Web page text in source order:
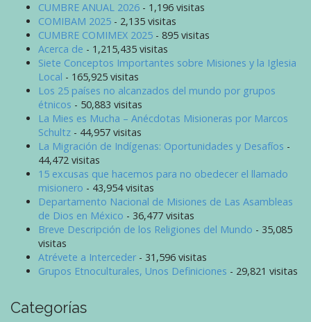
CUMBRE ANUAL 2026 - 1,196 visitas
COMIBAM 2025 - 2,135 visitas
CUMBRE COMIMEX 2025 - 895 visitas
Acerca de - 1,215,435 visitas
Siete Conceptos Importantes sobre Misiones y la Iglesia
Local - 165,925 visitas
Los 25 países no alcanzados del mundo por grupos
étnicos - 50,883 visitas
La Mies es Mucha – Anécdotas Misioneras por Marcos
Schultz - 44,957 visitas
La Migración de Indígenas: Oportunidades y Desafíos -
44,472 visitas
15 excusas que hacemos para no obedecer el llamado
misionero - 43,954 visitas
Departamento Nacional de Misiones de Las Asambleas
de Dios en México - 36,477 visitas
Breve Descripción de los Religiones del Mundo - 35,085
visitas
Atrévete a Interceder - 31,596 visitas
Grupos Etnoculturales, Unos Definiciones - 29,821 visitas
Categorías